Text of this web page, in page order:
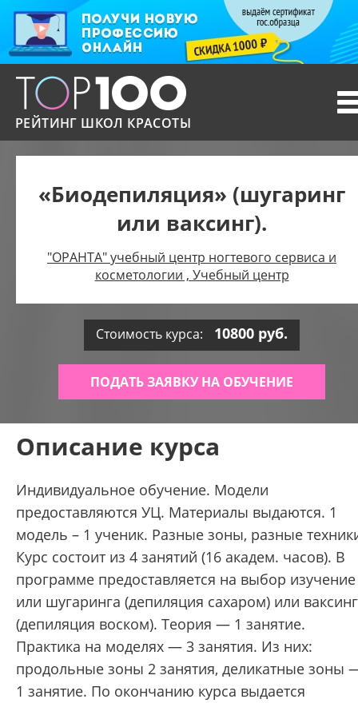
РЕЙТИНГ ШКОЛ КРАСОТЫ
«Биодепиляция» (шугаринг
или ваксинг).
"ОРАНТА" учебный центр ногтевого сервиса и
косметологии , Учебный центр
Стоимость курса: 10800 руб.
ПОДАТЬ ЗАЯВКУ НА ОБУЧЕНИЕ
Описание курса
Индивидуальное обучение. Модели
предоставляются УЦ. Материалы выдаются. 1
модель – 1 ученик. Разные зоны, разные
Курс состоит из 4 занятий (16 академ. часов). В
программе предоставляется на выбор изучение
или шугаринга (депиляция сахаром) или
(депиляция воском). Теория — 1 занятие.
Практика на моделях — 3 занятия. Из них:
продольные зоны 2 занятия, деликатные зоны
1 занятие. По окончанию курса выдается